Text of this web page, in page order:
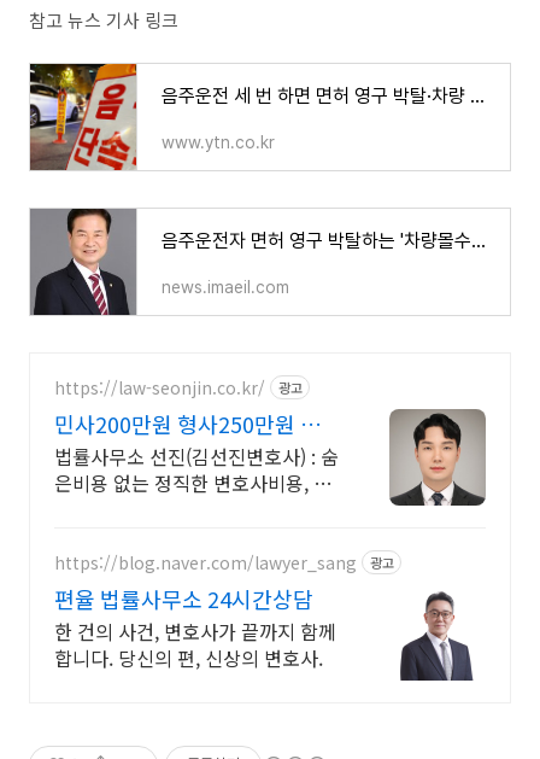
참고 뉴스 기사 링크
음주운전 세 번 하면 면허 영구 박탈·차량 몰수 법안 추진
www.ytn.co.kr
음주운전자 면허 영구 박탈하는 '차량몰수법' 추진된다
news.imaeil.com
https://law-seonjin.co.kr/ 광고
민사200만원 형사250만원 변호
사선임비용 수임료 정찰제
법률사무소 선진(김선진변호사) : 숨
은비용 없는 정직한 변호사비용, 수
세요.
https://blog.naver.com/lawyer_sang 광고
편율 법률사무소 24시간상담
한 건의 사건, 변호사가 끝까지 함께
합니다. 당신의 편, 신상의 변호사.